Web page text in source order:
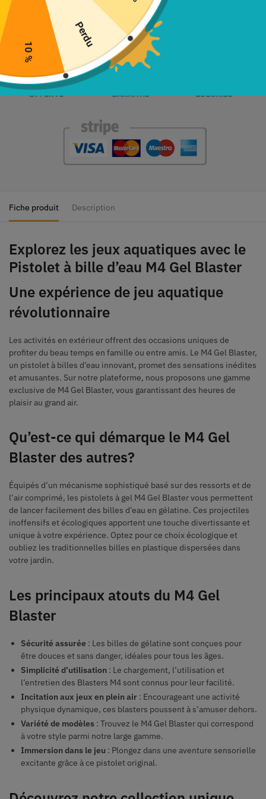
Fiche produit Description
Explorez les jeux aquatiques avec le
Pistolet à bille d’eau M4 Gel Blaster
Une expérience de jeu aquatique
révolutionnaire
Les activités en extérieur offrent des occasions uniques de
profiter du beau temps en famille ou entre amis. Le M4 Gel Blaster,
un pistolet à billes d’eau innovant, promet des sensations inédites
et amusantes. Sur notre plateforme, nous proposons une gamme
exclusive de M4 Gel Blaster, vous garantissant des heures de
plaisir au grand air.
Qu’est-ce qui démarque le M4 Gel
Blaster des autres?
Équipés d’un mécanisme sophistiqué basé sur des ressorts et de
l’air comprimé, les pistolets à gel M4 Gel Blaster vous permettent
de lancer facilement des billes d’eau en gélatine. Ces projectiles
inoffensifs et écologiques apportent une touche divertissante et
unique à votre expérience. Optez pour ce choix écologique et
oubliez les traditionnelles billes en plastique dispersées dans
votre jardin.
Les principaux atouts du M4 Gel
Blaster
Sécurité assurée : Les billes de gélatine sont conçues pour
être douces et sans danger, idéales pour tous les âges.
Simplicité d’utilisation : Le chargement, l’utilisation et
l’entretien des Blasters M4 sont connus pour leur facilité.
Incitation aux jeux en plein air : Encourageant une activité
physique dynamique, ces blasters poussent à s’amuser dehors.
Variété de modèles : Trouvez le M4 Gel Blaster qui correspond
à votre style parmi notre large gamme.
Immersion dans le jeu : Plongez dans une aventure sensorielle
excitante grâce à ce pistolet original.
Perdu
10 %